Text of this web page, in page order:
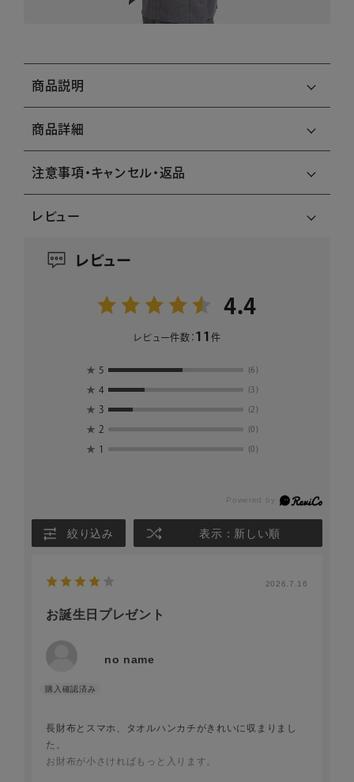
商品説明
商品詳細
注意事項・キャンセル・返品
レビュー
レビュー
4.4
レビュー件数： 11 件
★ 5 (6)
★ 4 (3)
★ 3 (2)
★ 2 (0)
★ 1 (0)
絞り込み 表示：新しい順
2026.7.16
お誕生日プレゼント
no name
長財布とスマホ、タオルハンカチがきれいに収まりまし
た。
お財布が小さければもっと入ります。